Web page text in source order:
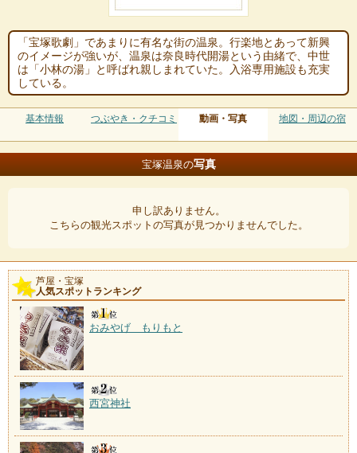
「宝塚歌劇」であまりに有名な街の温泉。行楽地とあって新興
のイメージが強いが、温泉は奈良時代開湯という由緒で、中世
は「小林の湯」と呼ばれ親しまれていた。入浴専用施設も充実
している。
基本情報 つぶやき・クチコミ 動画・写真 地図・周辺の宿
宝塚温泉の写真
申し訳ありません。
こちらの観光スポットの写真が見つかりませんでした。
芦屋・宝塚
人気スポットランキング
おみやげ もりもと
西宮神社